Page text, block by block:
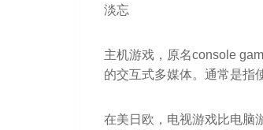
淡忘
主机游戏，原名console
的交互式多媒体。通常是指
在美日欧，电视游戏比电脑